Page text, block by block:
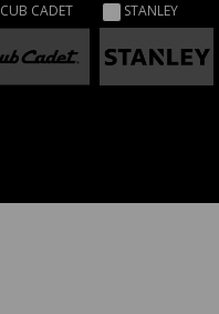
CUB CADET STANLEY